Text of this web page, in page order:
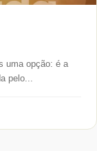
uma opção: é a
pelo...